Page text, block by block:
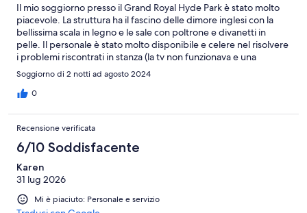
Il mio soggiorno presso il Grand Royal Hyde Park è stato molto
piacevole. La struttura ha il fascino delle dimore inglesi con la
bellissima scala in legno e le sale con poltrone e divanetti in
pelle. Il personale è stato molto disponibile e celere nel risolvere
i problemi riscontrati in stanza (la tv non funzionava e una
lampada rimaneva sempre accesa) e anche la pulizia è
eccellente. Ancora migliore è la posizione dell'hotel, che si trova
in un quartiere residenziale tranquillissimo a due passi da Hyde
ho riscontrato nel mio soggiorno è stata la dimensione della
stanza..davvero minuscola! Premetto che ho viaggiato da sola e
che mi sono fermata solo 2 notti quindi ho accettato senza
polemiche. Se però mi fossi fermata più a lungo sarebbe stato
davvero un problema :(
Soggiorno di 2 notti ad agosto 2024
0
Recensione verificata
6/10 Soddisfacente
Karen
31 lug 2026
Mi è piaciuto: Personale e servizio